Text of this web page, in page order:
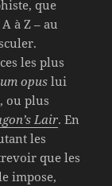
que
à Z – au
les plus
opus lui
ou plus
Lair. En
les
que les
impose,